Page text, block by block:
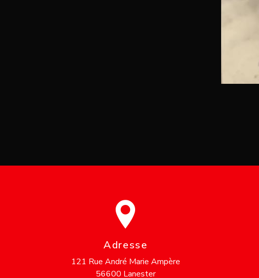
Adresse
121 Rue André Marie Ampère
56600 Lanester